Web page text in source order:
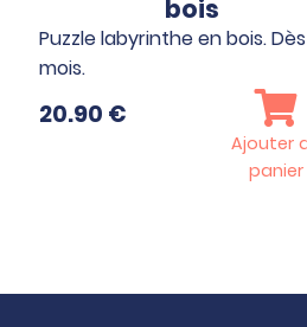
bois
Puzzle labyrinthe en bois. Dès
mois.
20.90 €
Ajouter
panier